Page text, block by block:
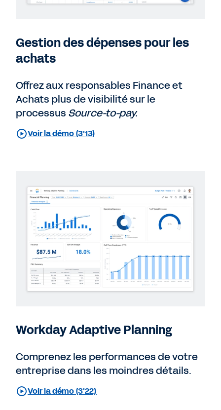
Gestion des dépenses pour les
achats
Offrez aux responsables Finance et
Achats plus de visibilité sur le
processus Source-to-pay.
Voir la démo (3'13)
Workday Adaptive Planning
Comprenez les performances de votre
entreprise dans les moindres détails.
Voir la démo (3'22)